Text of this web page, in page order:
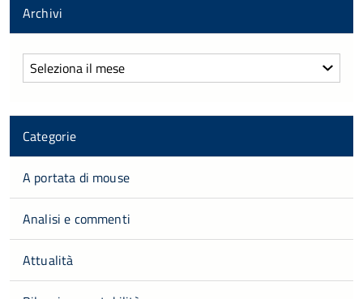
Archivi
Archivi
Categorie
A portata di mouse
Analisi e commenti
Attualità